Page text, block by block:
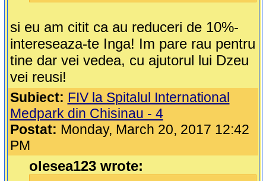
si eu am citit ca au reduceri de 10%-
intereseaza-te Inga! Im pare rau pentru
tine dar vei vedea, cu ajutorul lui Dzeu
vei reusi!
Subiect: FIV la Spitalul International
Medpark din Chisinau - 4
Postat: Monday, March 20, 2017 12:42
PM
olesea123 wrote: